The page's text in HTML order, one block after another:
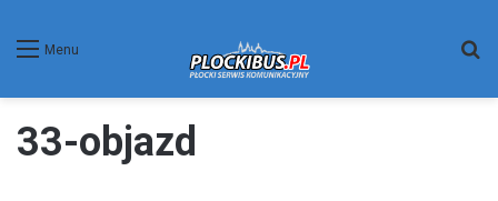
Menu
33-objazd